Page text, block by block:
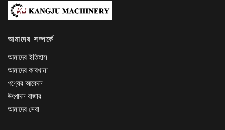
আমাদের সম্পর্কে
আমাদের ইতিহাস
আমাদের কারখানা
পণ্যের আবেদন
উৎপাদন বাজার
আমাদের সেবা